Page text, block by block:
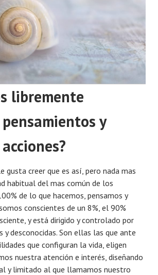
libremente
y
gusta creer que es así, pero nada mas
habitual del mas común de los
de lo que hacemos, pensamos y
conscientes de un 8%, el 90%
y está dirigido y controlado por
y desconocidas. Son ellas las que ante
que configuran la vida, eligen
nuestra atención e interés, diseñando
y limitado al que llamamos nuestro